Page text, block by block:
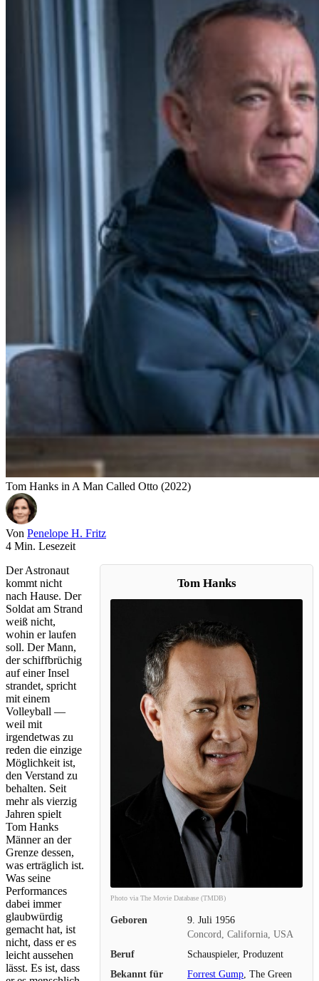
Tom Hanks in A Man Called Otto (2022)
Von Penelope H. Fritz
4 Min. Lesezeit
Tom Hanks
Photo via The Movie Database (TMDB)
Geboren
9. Juli 1956
Concord, California, USA
Beruf
Schauspieler, Produzent
Bekannt für
Forrest Gump , The Green
Der Astronaut
kommt nicht
nach Hause. Der
Soldat am Strand
weiß nicht,
wohin er laufen
soll. Der Mann,
der schiffbrüchig
auf einer Insel
strandet, spricht
mit einem
Volleyball —
weil mit
irgendetwas zu
reden die einzige
Möglichkeit ist,
den Verstand zu
behalten. Seit
mehr als vierzig
Jahren spielt
Tom Hanks
Männer an der
Grenze dessen,
was erträglich ist.
Was seine
Performances
dabei immer
glaubwürdig
gemacht hat, ist
nicht, dass er es
leicht aussehen
lässt. Es ist, dass